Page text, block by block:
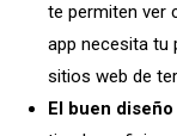
te permiten ver
app necesita tu
sitios web de
El buen